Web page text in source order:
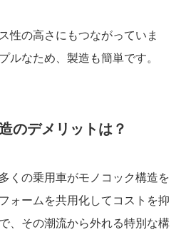
性の高さにもつながっていま
ルなため、製造も簡単です。
のデメリットは？
くの乗用車がモノコック構造を
ォームを共用化してコストを抑
、その潮流から外れる特別な構